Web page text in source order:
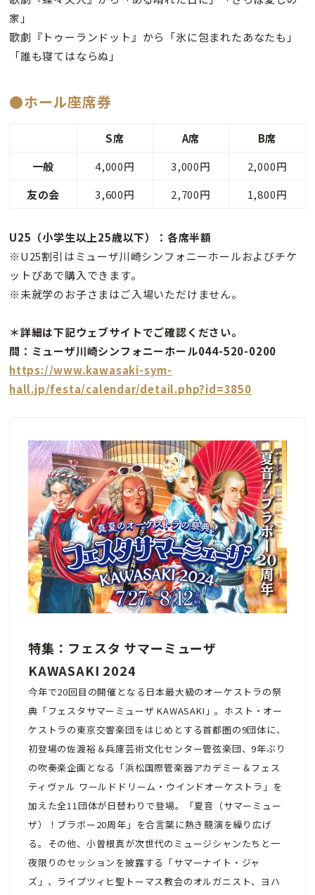
家」
歌劇『トゥーランドット』から「氷に包まれたあなたも」
「誰も寝てはならぬ」
●ホール座席券
S席 A席
B席
一般
4,000円 3,000円
2,000円
友の会
3,600円 2,700円 1,800円
U25（小学生以上25歳以下）：各席半額
※U25割引はミューザ川崎シンフォニーホールおよびチケ
ットぴあで購入できます。
※未就学のお子さまはご入場いただけません。
＊詳細は下記ウェブサイトでご確認ください。
問：ミューザ川崎シンフォニーホール044-520-0200
https://www.kawasaki-sym-
hall.jp/festa/calendar/detail.php?id=3850
特集：フェスタ サマーミューザ
KAWASAKI 2024
今年で20回目の開催となる日本最大級のオーケストラの祭
典「フェスタサマーミューザ KAWASAKI」。ホスト・オー
ケストラの東京交響楽団をはじめとする首都圏の9団体に、
初登場の佐渡裕＆兵庫芸術文化センター管弦楽団、9年ぶり
の吹奏楽企画となる「浜松国際管楽器アカデミー＆フェス
ティヴァル ワールドドリーム・ウインドオーケストラ」を
加えた全11団体が日替わりで登場。「夏音（サマーミュー
ザ）！ブラボー20周年」を合言葉に熱き競演を繰り広げ
る。その他、小曽根真が次世代のミュージシャンたちと一
夜限りのセッションを披露する「サマーナイト・ジャ
ズ」、ライプツィヒ聖トーマス教会のオルガニスト、ヨハ